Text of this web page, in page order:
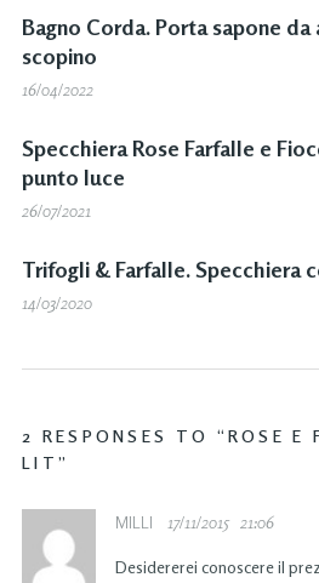
Bagno Corda. Porta sapone
scopino
16/04/2022
Specchiera Rose Farfalle e
punto luce
26/07/2021
Trifogli & Farfalle. Specchiera
14/03/2020
2 RESPONSES TO “ROSE E
LIT”
MILLI 17/11/2015 21:06
Desidererei conoscere il